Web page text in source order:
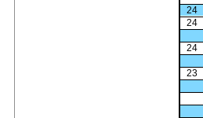
24
24
24
23